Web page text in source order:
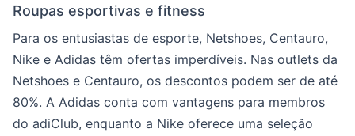
Roupas esportivas e fitness
Para os entusiastas de esporte, Netshoes, Centauro,
Nike e Adidas têm ofertas imperdíveis. Nas outlets da
Netshoes e Centauro, os descontos podem ser de até
80%. A Adidas conta com vantagens para membros
do adiClub, enquanto a Nike oferece uma seleção